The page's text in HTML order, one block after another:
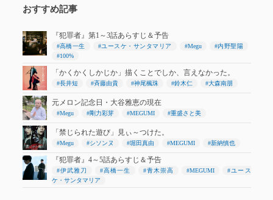
おすすめ記事
『犯罪者』第1～3話あらすじ＆予告
#高橋一生 #ユースケ・サンタマリア #Megu
#内野聖陽
#100%
「かくかくしかじか」描くことでしか、言えなかった。
#長井短 #斉藤由貴 #神尾楓珠 #鈴木仁 #大森南朋
元メロン記念日・大谷雅恵の現在
#Megu #剛力彩芽 #MEGUMI #重盛さと美
「禁じられた遊び」見ぃ～つけた。
#Megu #シソンヌ #堀田真由 #MEGUMI #新納慎也
『犯罪者』4～5話あらすじ＆予告
#伊武雅刀 #高橋一生 #青木崇高 #MEGUMI
#ユース
ケ・サンタマリア